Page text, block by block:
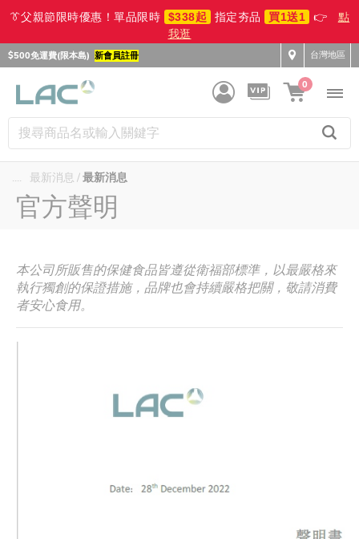
👔父親節限時優惠！單品限時 $338起 指定夯品 買1送1 👉
點
我逛
$500免運費(限本島) 新會員註冊 台灣地區
0
.... 最新消息 最新消息
官方聲明
本公司所販售的保健食品皆遵從衛福部標準，以最嚴格來
執行獨創的保證措施，品牌也會持續嚴格把關，敬請消費
者安心食用。